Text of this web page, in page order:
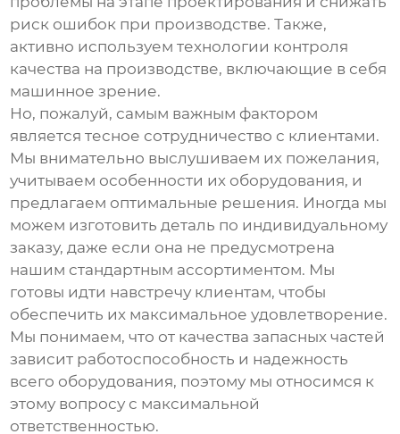
риск ошибок при производстве. Также,
активно используем технологии контроля
качества на производстве, включающие в себя
машинное зрение.
Но, пожалуй, самым важным фактором
является тесное сотрудничество с клиентами.
Мы внимательно выслушиваем их пожелания,
учитываем особенности их оборудования, и
предлагаем оптимальные решения. Иногда мы
можем изготовить деталь по индивидуальному
заказу, даже если она не предусмотрена
нашим стандартным ассортиментом. Мы
готовы идти навстречу клиентам, чтобы
обеспечить их максимальное удовлетворение.
Мы понимаем, что от качествазапасных частей
зависит работоспособность и надежность
всего оборудования, поэтому мы относимся к
этому вопросу с максимальной
ответственностью.